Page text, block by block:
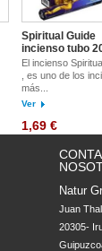
Spiritual Guide
incienso tubo
El incienso
, es uno de los
más...
Ver
1,69 €
Natur
Juan
20305-